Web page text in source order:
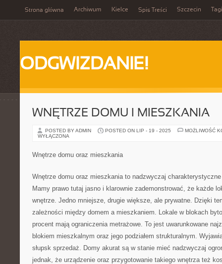
Strona główna Archiwum Kielce Spis Treści Szczecin Tagi
ODGWIZDANIE!
WNĘTRZE DOMU I MIESZKANIA
POSTED BY ADMIN POSTED ON LIP - 19 - 2025
MOŻLIWOŚĆ
WYŁĄCZONA
Wnętrze domu oraz mieszkania
Wnętrze domu oraz mieszkania to nadzwyczaj
Mamy prawo tutaj jasno i klarownie zademonstrować, że każde
wnętrze. Jedno mniejsze, drugie większe, ale prywatne. Dzięki
zależności między domem a mieszkaniem. Lokale w blokach
procent mają ograniczenia metrażowe. To jest uwarunkowane
blokiem mieszkalnym oraz jego podziałem strukturalnym.
słupsk sprzedaż. Domy akurat są w stanie mieć nadzwyczaj
jednak, że urządzenie oraz przygotowanie takiego wnętrza też